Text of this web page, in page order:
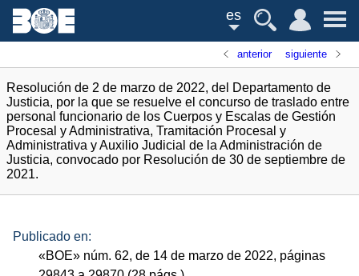
es
anterior siguiente
Resolución de 2 de marzo de 2022, del Departamento de
Justicia, por la que se resuelve el concurso de traslado entre
personal funcionario de los Cuerpos y Escalas de Gestión
Procesal y Administrativa, Tramitación Procesal y
Administrativa y Auxilio Judicial de la Administración de
Justicia, convocado por Resolución de 30 de septiembre de
2021.
Publicado en:
«BOE» núm. 62, de 14 de marzo de 2022, páginas